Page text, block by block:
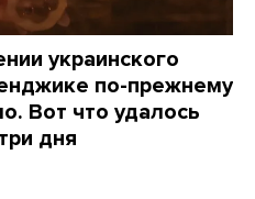
украинского
по-прежнему
Вот что удалось
дня